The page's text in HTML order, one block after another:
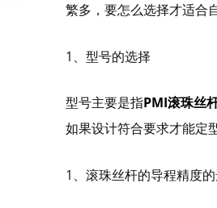
繁多，要怎么选择才适合
1、型号的选择
型号主要是指PMI滚珠丝
如果设计符合要求才能定
1、滚珠丝杆的导程精度